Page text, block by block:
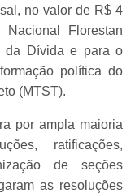
no valor de R$ 4
Florestan
da Dívida e para o
política do
(MTST).
por ampla maioria
ratificações,
de seções
as resoluções